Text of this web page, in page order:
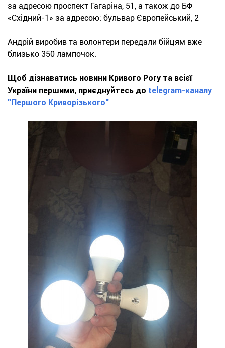
за адресою проспект Гагаріна, 51, а також до БФ
«Східний-1» за адресою: бульвар Європейський, 2
Андрій виробив та волонтери передали бійцям вже
близько 350 лампочок.
Щоб дізнаватись новини Кривого Рогу та всієї
України першими, приєднуйтесь до telegram-каналу
"Першого Криворізького"